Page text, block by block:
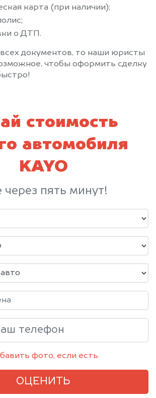
карта (при наличии);
о ДТП.
всех документов, то наши юристы
чтобы оформить сделку
стоимость
автомобиля
KAYO
через пять минут!
фото, если есть
ОЦЕНИТЬ